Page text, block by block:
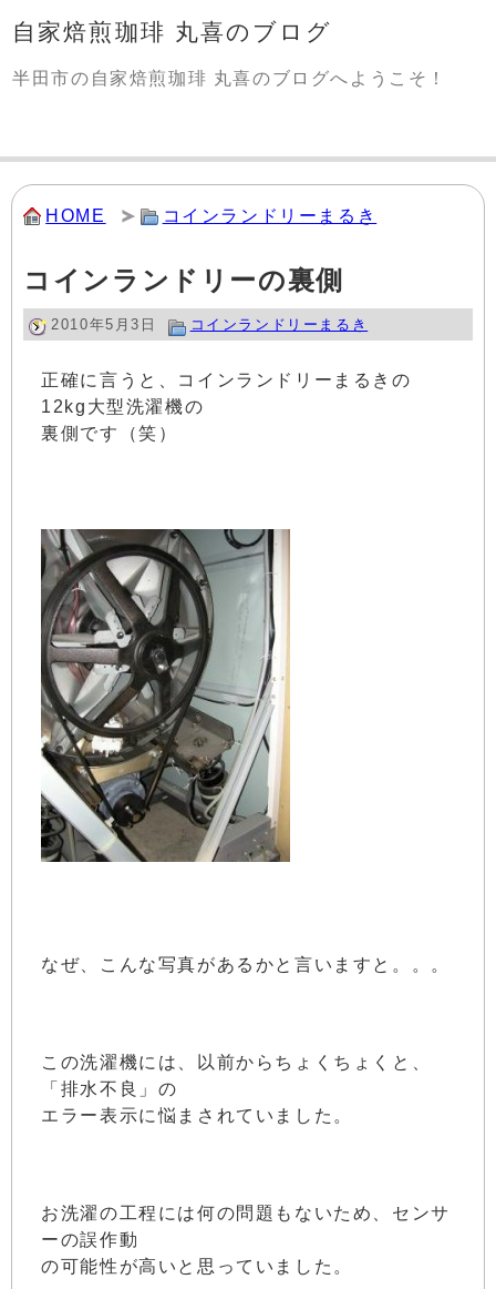
自家焙煎珈琲 丸喜のブログ
半田市の自家焙煎珈琲 丸喜のブログへようこそ！
HOME コインランドリーまるき
コインランドリーの裏側
2010年5月3日 コインランドリーまるき
正確に言うと、コインランドリーまるきの
12kg大型洗濯機の
裏側です（笑）
なぜ、こんな写真があるかと言いますと。。。
この洗濯機には、以前からちょくちょくと、
「排水不良」の
エラー表示に悩まされていました。
お洗濯の工程には何の問題もないため、センサ
ーの誤作動
の可能性が高いと思っていました。